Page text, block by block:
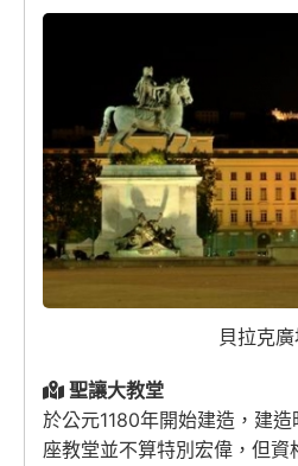
貝拉克
聖讓大教堂
於公元1180年開始建造，建
座教堂並不算特別宏偉，但資